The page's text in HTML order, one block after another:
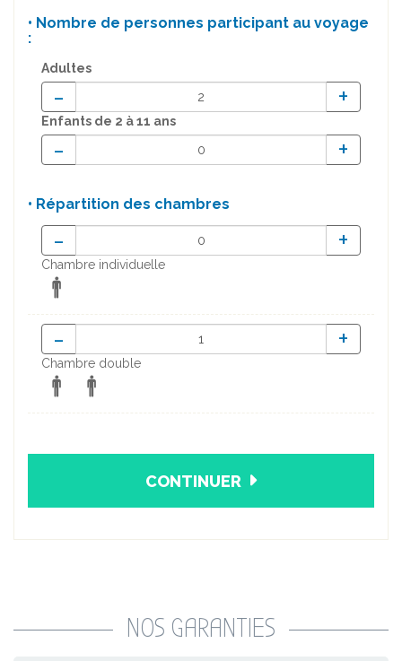
• Nombre de personnes participant au voyage
:
Adultes
- +
Enfants de 2 à 11 ans
- +
• Répartition des chambres
- +
Chambre individuelle
- +
Chambre double
CONTINUER
NOS GARANTIES